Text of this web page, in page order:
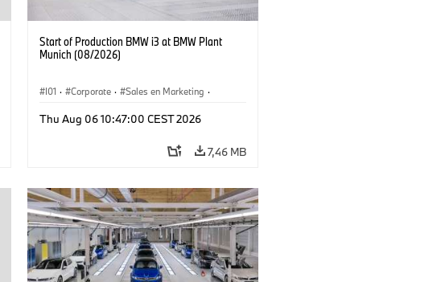
Start of Production BMW i3 at BMW Plant
Munich (08/2026)
I01 · Corporate · Sales en Marketing ·
Thu Aug 06 10:47:00 CEST 2026
7,46 MB